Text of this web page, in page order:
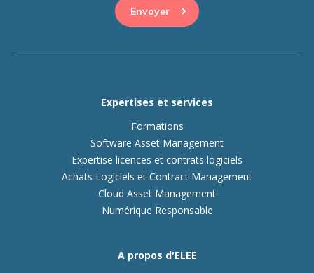
Expertises et services
Formations
Software Asset Management
Expertise licences et contrats logiciels
Achats Logiciels et Contract Management
Cloud Asset Management
Numérique Responsable
A propos d'ELEE